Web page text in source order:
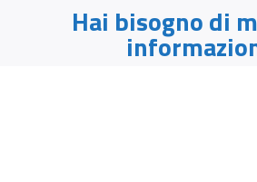
Hai bisogno di